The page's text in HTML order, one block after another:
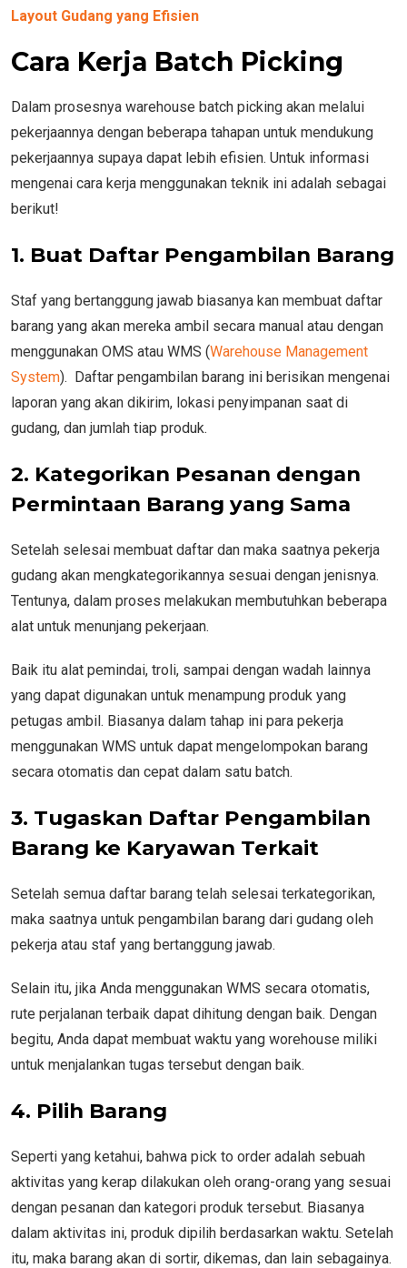
Layout Gudang yang Efisien
Cara Kerja Batch Picking
Dalam prosesnya warehouse batch picking akan melalui
pekerjaannya dengan beberapa tahapan untuk mendukung
pekerjaannya supaya dapat lebih efisien. Untuk informasi
mengenai cara kerja menggunakan teknik ini adalah sebagai
berikut!
1. Buat Daftar Pengambilan Barang
Staf yang bertanggung jawab biasanya kan membuat daftar
barang yang akan mereka ambil secara manual atau dengan
menggunakan OMS atau WMS (Warehouse Management
System). Daftar pengambilan barang ini berisikan mengenai
laporan yang akan dikirim, lokasi penyimpanan saat di
gudang, dan jumlah tiap produk.
2. Kategorikan Pesanan dengan
Permintaan Barang yang Sama
Setelah selesai membuat daftar dan maka saatnya pekerja
gudang akan mengkategorikannya sesuai dengan jenisnya.
Tentunya, dalam proses melakukan membutuhkan beberapa
alat untuk menunjang pekerjaan.
Baik itu alat pemindai, troli, sampai dengan wadah lainnya
yang dapat digunakan untuk menampung produk yang
petugas ambil. Biasanya dalam tahap ini para pekerja
menggunakan WMS untuk dapat mengelompokan barang
secara otomatis dan cepat dalam satu batch.
3. Tugaskan Daftar Pengambilan
Barang ke Karyawan Terkait
Setelah semua daftar barang telah selesai terkategorikan,
maka saatnya untuk pengambilan barang dari gudang oleh
pekerja atau staf yang bertanggung jawab.
Selain itu, jika Anda menggunakan WMS secara otomatis,
rute perjalanan terbaik dapat dihitung dengan baik. Dengan
begitu, Anda dapat membuat waktu yang worehouse miliki
untuk menjalankan tugas tersebut dengan baik.
4. Pilih Barang
Seperti yang ketahui, bahwa pick to order adalah sebuah
aktivitas yang kerap dilakukan oleh orang-orang yang sesuai
dengan pesanan dan kategori produk tersebut. Biasanya
dalam aktivitas ini, produk dipilih berdasarkan waktu. Setelah
itu, maka barang akan di sortir, dikemas, dan lain sebagainya.